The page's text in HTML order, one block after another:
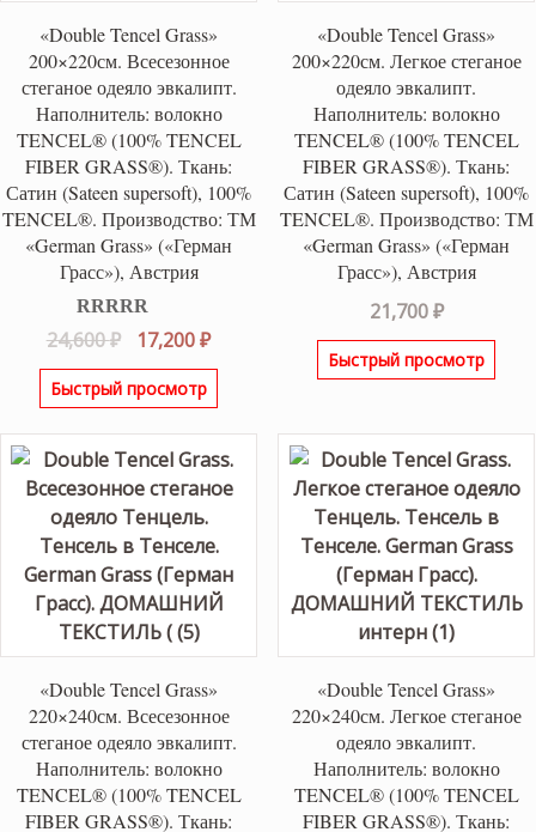
«Double Tencel Grass»
200×220см. Всесезонное
стеганое одеяло эвкалипт.
Наполнитель: волокно
TENCEL® (100% TENCEL
FIBER GRASS®). Ткань:
Сатин (Sateen supersoft), 100%
TENCEL®. Производство: ТМ
«German Grass» («Герман
Грасс»), Австрия
Оценка5.00
из 5
24,600₽
Первоначальная
цена
составляла
17,200₽Текущая
цена:
Быстрый просмотр
«Double Tencel Grass»
200×220см. Легкое стеганое
одеяло эвкалипт.
Наполнитель: волокно
TENCEL® (100% TENCEL
FIBER GRASS®). Ткань:
Сатин (Sateen supersoft), 100%
TENCEL®. Производство: ТМ
«German Grass» («Герман
Грасс»), Австрия
21,700₽
Быстрый просмотр
«Double Tencel Grass»
220×240см. Всесезонное
стеганое одеяло эвкалипт.
Наполнитель: волокно
TENCEL® (100% TENCEL
FIBER GRASS®). Ткань:
«Double Tencel Grass»
220×240см. Легкое стеганое
одеяло эвкалипт.
Наполнитель: волокно
TENCEL® (100% TENCEL
FIBER GRASS®). Ткань: